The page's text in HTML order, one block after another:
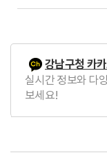
글
강남구청 카
실시간 정보와 다
보세요!